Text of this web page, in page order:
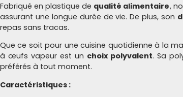
Fabriqué en plastique de qualité alimentaire,
assurant une longue durée de vie. De plus, son
repas sans tracas.
Que ce soit pour une cuisine quotidienne à la
à œufs vapeur est un choix polyvalent. Sa
préférés à tout moment.
Caractéristiques :